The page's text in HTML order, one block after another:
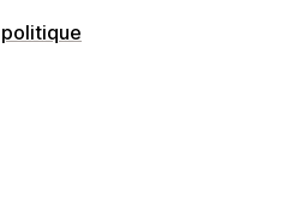
politique